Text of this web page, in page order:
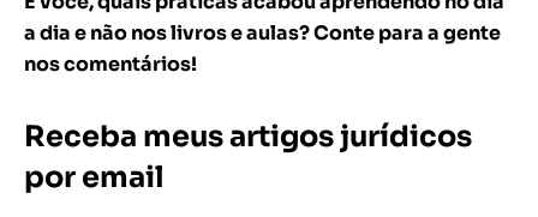
a dia e não nos livros e aulas? Conte para a gente
nos comentários!
Receba meus artigos jurídicos
por email